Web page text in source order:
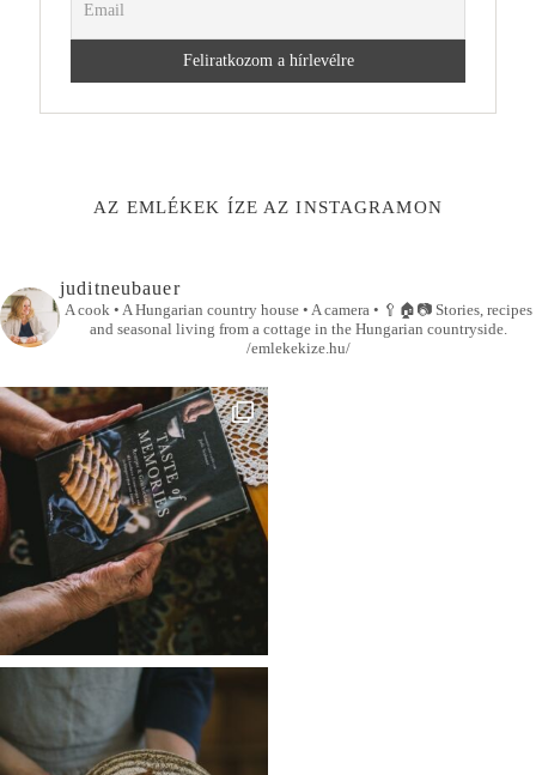
AZ EMLÉKEK ÍZE AZ INSTAGRAMON
juditneubauer
A cook • A Hungarian country house • A camera • 🥄🏠📷Stories, recipes
and seasonal living from a cottage in the Hungarian countryside.
/emlekekize.hu/